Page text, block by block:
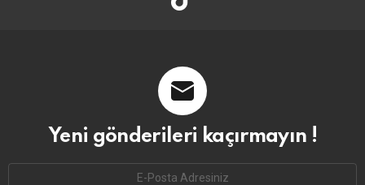
Yeni gönderileri kaçırmayın !